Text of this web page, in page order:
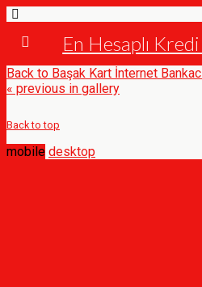
Back to Başak Kart İnternet
« previous in gallery
Back to top
mobile desktop